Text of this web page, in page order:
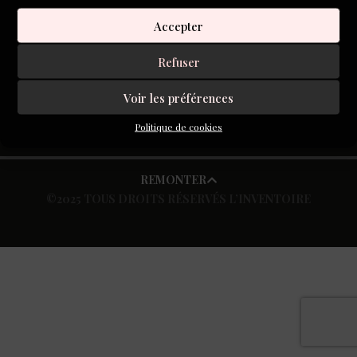
Accepter
Refuser
Voir les préférences
Politique de cookies
REMONTER